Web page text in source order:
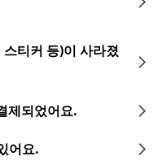
티커 등)이 사라졌
제되었어요.
어요.